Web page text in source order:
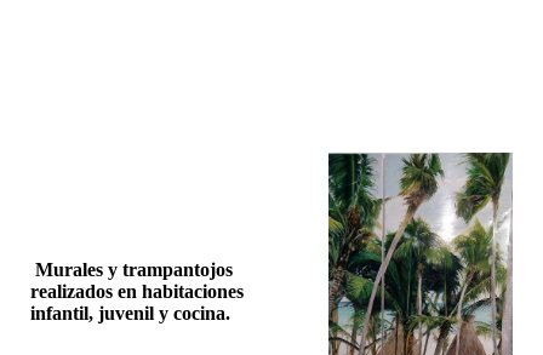
Murales y trampantojos
realizados en habitaciones
infantil, juvenil y cocina.